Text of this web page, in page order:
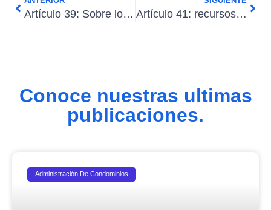
Artículo 39: Sobre los condominios de viviendas sociales Artículo 41: recursos para condominios de viviendas sociales
Conoce nuestras ultimas
publicaciones.
Administración De Condominios